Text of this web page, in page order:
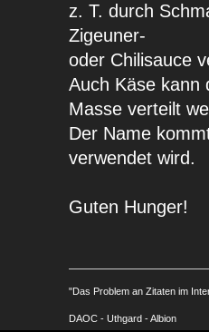
z. T. durch
Zigeuner-
oder Chilisauce
Auch Käse kann
Masse verteilt
Der Name
verwendet wird.
Guten Hunger!
"Das Problem an Zitaten im
DAOC - Uthgard - Albion